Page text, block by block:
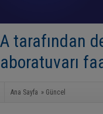
tarafından
Ana Sayfa » Güncel